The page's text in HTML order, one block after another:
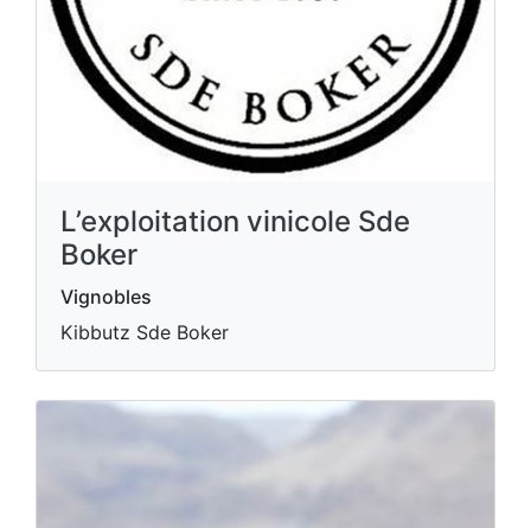
L’exploitation vinicole Sde
Boker
Vignobles
Kibbutz Sde Boker